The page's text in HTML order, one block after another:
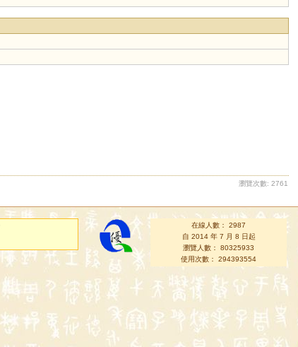
瀏覽次數: 2761
在線人數： 2987
自 2014 年 7 月 8 日起
瀏覽人數： 80325933
使用次數： 294393554